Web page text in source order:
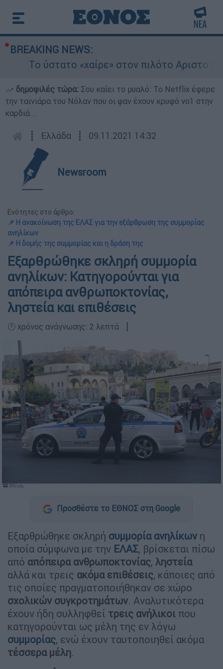
BREAKING NEWS:
Το ύστατο «χαίρε» στον πιλότο
δημοφιλές τώρα: Σου καίει το μυαλό: Το Netflix έφερε
την ταινιάρα του Νόλαν που οι φαν έχουν κρυφό νο1 στην
καρδιά...
┋ Ελλάδα ┋ 09.11.2021 14:32
Newsroom
Ενότητες στο άρθρο:
📌 Η ανακοίνωση της ΕΛΑΣ για την εξάρθρωση της συμμορίας
ανηλίκων
📌 Η δομής της συμμορίας και η δράση της
Εξαρθρώθηκε σκληρή συμμορία
ανηλίκων: Κατηγορούνται για
απόπειρα ανθρωποκτονίας,
ληστεία και επιθέσεις
🕛 χρόνος ανάγνωσης: 2 λεπτά ┋
Προσθέστε το ΕΘΝΟΣ στη Google
Εξαρθρώθηκε σκληρή συμμορία ανηλίκωνη
οποία σύμφωνα με την ΕΛΑΣ, βρίσκεται πίσω
από απόπειρα ανθρωποκτονίας, ληστεία
αλλά και τρεις ακόμα επιθέσεις, κάποιες από
τις οποίες πραγματοποιήθηκαν σε χώρο
σχολικών συγκροτημάτων. Αναλυτικότερα
έχουν ήδη συλληφθεί τρεις ανήλικοι που
κατηγορούνται ως μέλη της εν λόγω
συμμορίας, ενώ έχουν ταυτοποιηθεί ακόμα
τέσσερα μέλη.